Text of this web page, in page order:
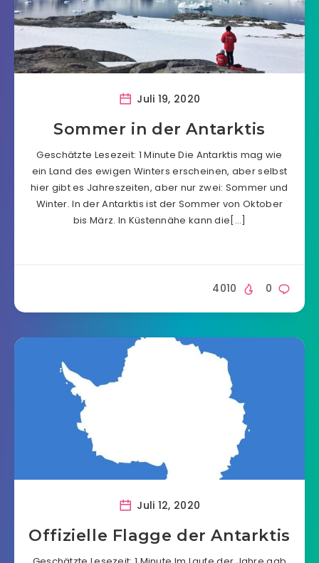
Juli 19, 2020
Sommer in der Antarktis
Geschätzte Lesezeit: 1 Minute Die Antarktis mag wie
ein Land des ewigen Winters erscheinen, aber selbst
hier gibt es Jahreszeiten, aber nur zwei: Sommer und
Winter. In der Antarktis ist der Sommer von Oktober
bis März. In Küstennähe kann die[…]
0
4010
Juli 12, 2020
Offizielle Flagge der Antarktis